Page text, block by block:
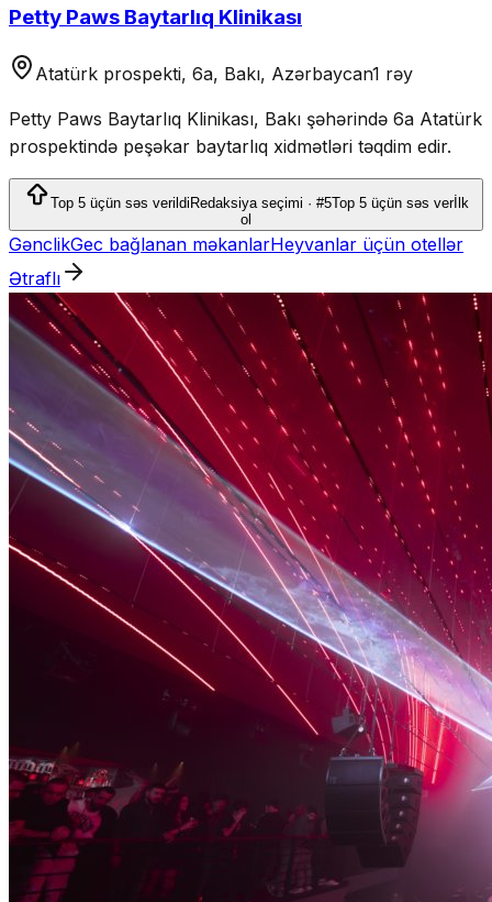
Petty Paws Baytarlıq Klinikası
Atatürk prospekti, 6a, Bakı, Azərbaycan1 rəy
Petty Paws Baytarlıq Klinikası, Bakı şəhərində 6a Atatürk
prospektində peşəkar baytarlıq xidmətləri təqdim edir.
Top 5 üçün səs verildi Redaksiya seçimi · #5Top 5 üçün səs verİlk
ol
GənclikGec bağlanan məkanlarHeyvanlar üçün otellər
Ətraflı